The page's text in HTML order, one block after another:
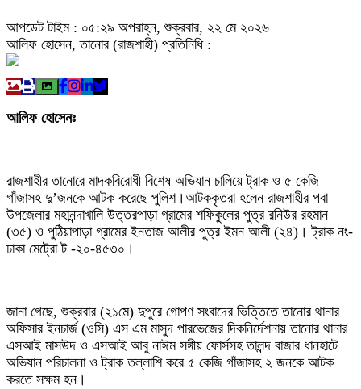
আপডেট টাইম : ০৫:২৯ অপরাহ্ন, শুক্রবার, ২২ মে ২০২৬
আলিফ হোসেন, তানোর (রাজশাহী) প্রতিনিধি :
আলিফ হোসেনঃ
রাজশাহীর তানোরে মাদকবিরোধী বিশেষ অভিযান চালিয়ে ট্রাক ও ৫ কেজি
গাঁজাসহ দু’জনকে আটক করেছে পুলিশ।আটককৃতরা হলেন রাজশাহীর পবা
উপজেলার মহানন্দাখালি উত্তরপাড়া গ্রামের শফিকুলের পুত্র রনিউর রহমান
(৩৫) ও পুঠিয়াপাড়া গ্রামের ইনতাজ আলীর পুত্র ইমন আলী (২৪)। ট্রাক নং-
ঢাকা মেট্রো ট -২০-৪৫৩০।
জানা গেছে, শুক্রবার (২১মে) দুপুরে গোপণ সংবাদের ভিত্তিতে তানোর থানার
অফিসার ইনচার্জ (ওসি) এস এম মাসুদ পারভেজের দিকনির্দেশনায় তানোর থানার
এসআই মাসউদ ও এসআই আবু নাঈম সঙ্গীয় ফোর্সসহ তালন্দ বাজার ধানহাটে
অভিযান পরিচালনা ও ট্রাক তল্লাশি করে ৫ কেজি গাঁজাসহ ২ জনকে আটক
করতে সক্ষম হন।